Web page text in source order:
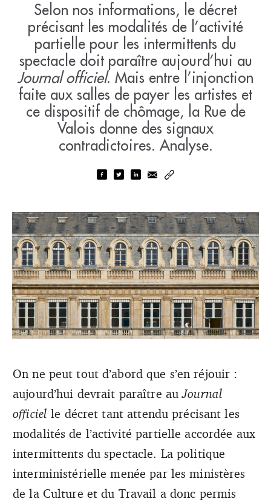
Selon nos informations, le décret
précisant les modalités de l’activité
partielle pour les intermittents du
spectacle doit paraître aujourd’hui au
Journal officiel. Mais entre l’injonction
faite aux salles de payer les artistes et
ce dispositif de chômage, la Rue de
Valois donne des signaux
contradictoires. Analyse.
C’est un vrai casse-tête pour tous les employeurs du
spectacle vivant, en l’absence d’une ligne claire donnée
par le ministère de la Culture. (DR)
On ne peut tout d’abord que s’en réjouir :
aujourd’hui devrait paraître auJournal
officielle décret tant attendu précisant les
modalités de l’activité partielle accordée aux
intermittents du spectacle. La politique
interministérielle menée par les ministères
de la Culture et du Travail a donc permis